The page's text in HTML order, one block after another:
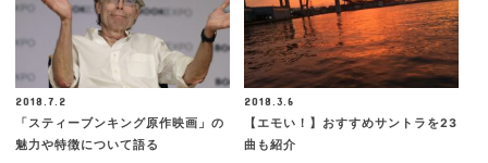
2018.7.2
「スティーブンキング原作映画」の
魅力や特徴について語る
2018.3.6
【エモい！】おすすめサントラを23
曲も紹介